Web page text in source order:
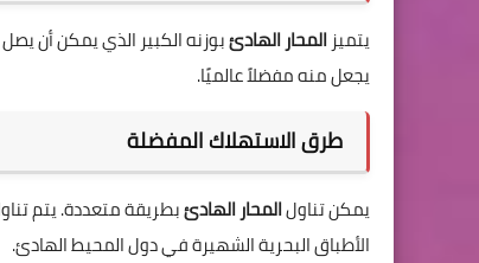
يتميز المحار الهادئ
يجعل منه مفضلاً عالميًا.
طرق الاستهلاك المفضلة
يمكن تناولالمحار الهادئبطريقة متعددة. يتم
الأطباق البحرية الشهيرة في دول المحيط الهادئ.